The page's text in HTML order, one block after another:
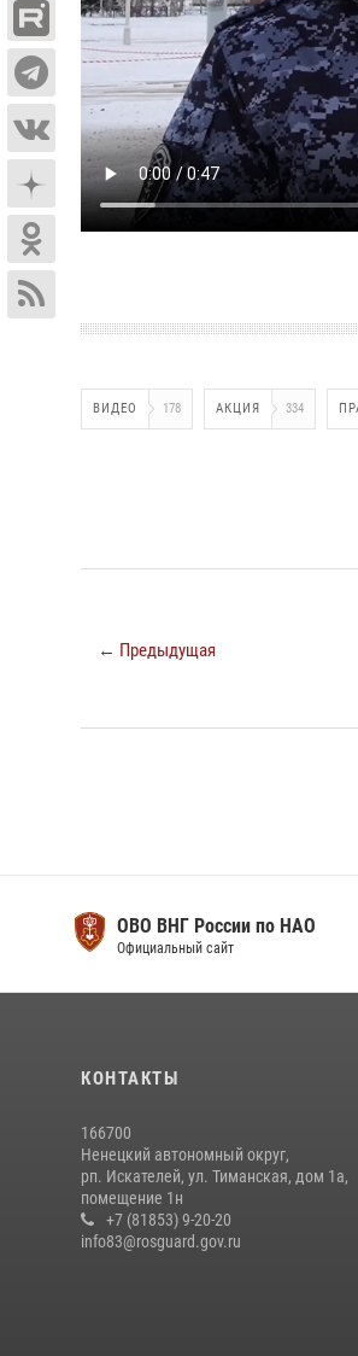
ВИДЕО 178 АКЦИЯ 334
← Предыдущая
ОВО ВНГ России по НАО
Официальный сайт
КОНТАКТЫ
166700
Ненецкий автономный округ,
рп. Искателей, ул. Тиманская, дом 1а,
помещение 1н
+7 (81853) 9-20-20
info83@rosguard.gov.ru